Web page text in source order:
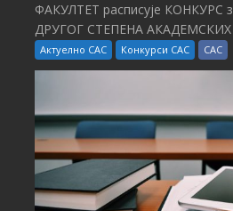
ФАКУЛТЕТ расписује КОНКУРС
ДРУГОГ СТЕПЕНА АКАДЕМСКИХ
Актуелно САС Конкурси САС САС